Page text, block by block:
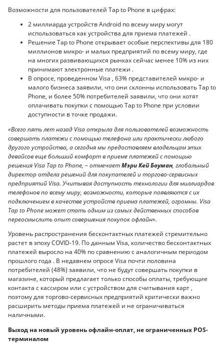
Возможности для пользователей Tap to Phone в цифрах:
2 миллиарда устройств Android по всему миру могут
использоваться как устройства для приема платежей .
Решение Tap to Phone открывает особые перспективы для 180
миллионов микро- и малых предприятий по всему миру, где
на многих развивающихся рынках сейчас менее 10% из них
принимают электронные платежи .
В опросе, проведенном Visa , 63% представителей микро- и
малого бизнеса заявили, что они склонны использовать Tap to
Phone, и более 50% потребителей заявили, что они хотят
оплачивать покупки с помощью Tap to Phone при условии
доступности в точке продажи.
«Всего пять лет назад Visa открыла для пользователей возможность
совершать платежи с помощью телефона или практически любого
другого устройства, а сегодня мы предоставляем владельцам этих
девайсов еще больший комфорт в приеме платежей с помощью
решения Visa Tap to Phone, – отмечаетМэри Кей Боуман, глобальный
директор отдела решений для покупателей и торгово-сервисных
предприятий Visa. Учитывая доступность технологии для миллиардов
телефонов по всему миру, возможности, которые появляются с их
подключением в качестве устройств приема платежей, огромны. Visa
Tap to Phone может стать одним из самых действенных способов
переосмыслить опыт совершения покупок офлайн».
Уровень распространения бесконтактных платежей стремительно
растет в эпоху COVID-19. По данным Visa, количество бесконтактных
платежей выросло на 40% по сравнению с аналогичным периодом
прошлого года . В недавнем опросе Visa почти половина
потребителей (48%) заявили, что не будут совершать покупки в
магазине, который предлагает только способы оплаты, требующие
контакта с кассиром или с устройством для считывания карт ,
поэтому для торгово-сервисных предприятий критически важно
расширить методы приема платежей и не ограничиваться
наличными.
Выход на новый уровень офлайн-оплат, не ограниченных POS-
терминалом